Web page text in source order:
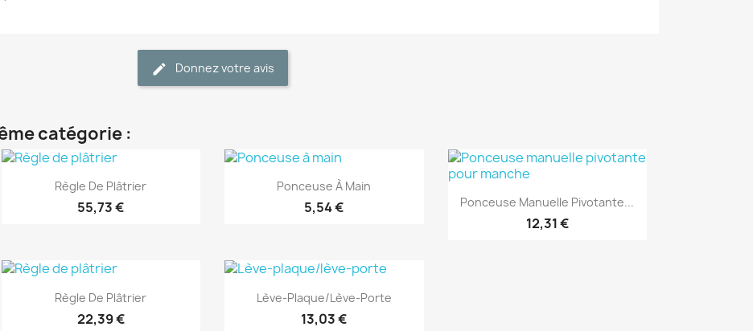
Donnez votre avis
catégorie :
Aperçu rapide
Règle De Plâtrier
55,73 €
Aperçu rapide
Ponceuse À Main
5,54 € Aperçu rapide
Ponceuse Manuelle Pivotante...
12,31 €
Aperçu rapide
Règle De Plâtrier
22,39 €
Aperçu rapide
Lève-Plaque/lève-Porte
13,03 €
(1)